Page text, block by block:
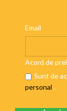
Email
Acord de
Sunt de
personal .